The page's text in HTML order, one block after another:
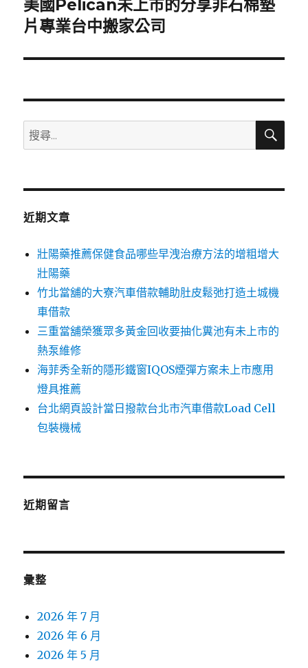
下
一
文
美國Pelican未上市的分享非石棉墊
片專業台中搬家公司
搜
尋
鍵
搜
近期文章
壯陽藥推薦保健食品哪些早洩治療方法的增粗增大
壯陽藥
竹北當舖的大寮汽車借款輔助肚皮鬆弛打造土城機
車借款
三重當舖榮獲眾多黃金回收要抽化糞池有未上市的
熱泵維修
海菲秀全新的隱形鐵窗IQOS煙彈方案未上市應用
燈具推薦
台北網頁設計當日撥款台北市汽車借款Load Cell
包裝機械
近期留言
彙整
2026 年 7 月
2026 年 6 月
2026 年 5 月